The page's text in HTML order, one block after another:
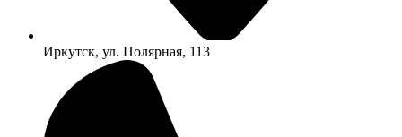
Иркутск, ул. Полярная, 113